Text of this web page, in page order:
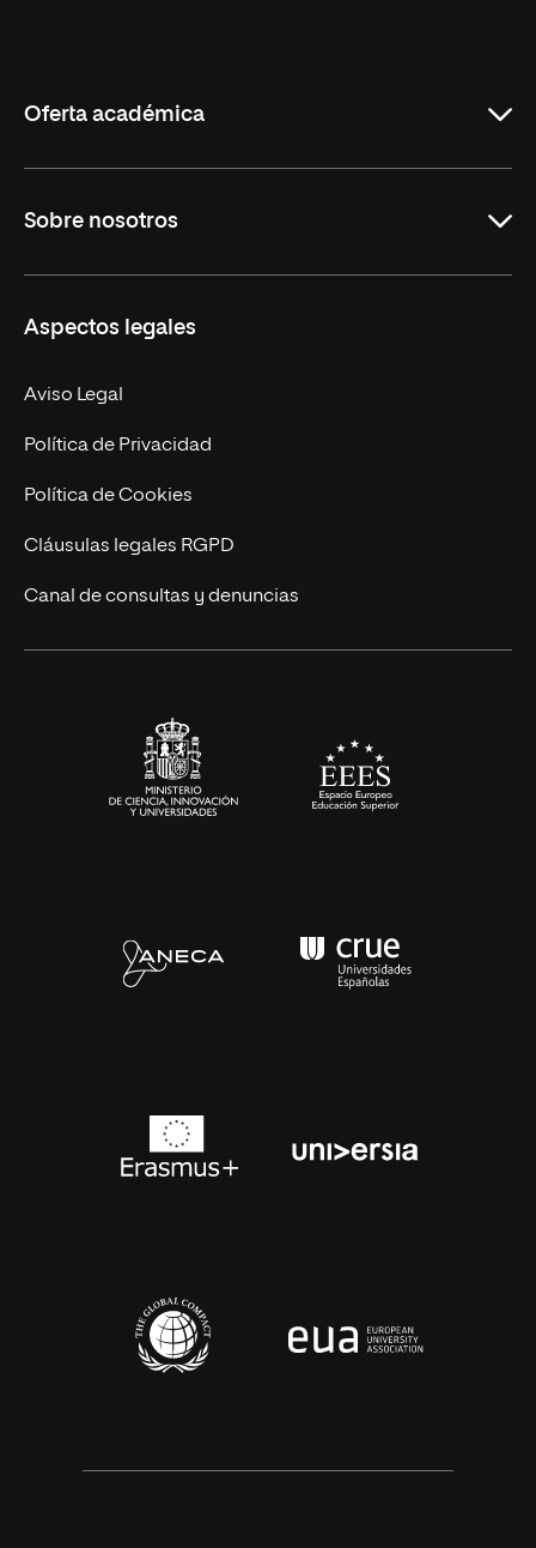
Oferta académica
Másteres Oficiales
Doctorados
Experto Universitario
Postgrados
Cursos Universitarios
Sobre nosotros
Facultades
Nuestro Equipo
Trabaja en UNIR
Actualidad
UNIR Revista
Eventos
Aspectos legales
Aviso Legal
Política de Privacidad
Política de Cookies
Cláusulas legales RGPD
Canal de consultas y denuncias